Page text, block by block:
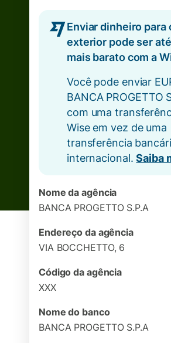
Enviar dinheiro para
exterior pode ser
mais barato com a
Você pode enviar
BANCA PROGETTO
com uma
Wise em vez de uma
transferência
internacional.Saiba
Nome da agência
BANCA PROGETTO S.P.A
Endereço da agência
VIA BOCCHETTO, 6
Código da agência
XXX
Nome do banco
BANCA PROGETTO S.P.A